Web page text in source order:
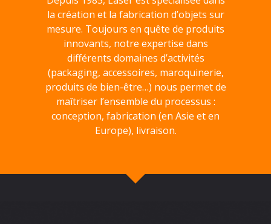
la création et la fabrication d’objets sur
mesure. Toujours en quête de produits
innovants, notre expertise dans
différents domaines d’activités
(packaging, accessoires, maroquinerie,
produits de bien-être…) nous permet de
maîtriser l’ensemble du processus :
conception, fabrication (en Asie et en
Europe), livraison.